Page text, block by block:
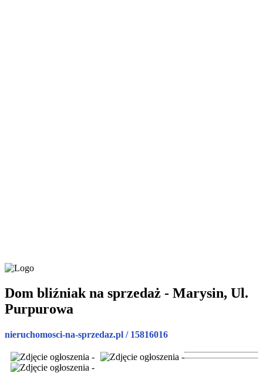
Dom bliźniak na sprzedaż - Marysin, Ul.
Purpurowa
nieruchomosci-na-sprzedaz.pl / 15816016